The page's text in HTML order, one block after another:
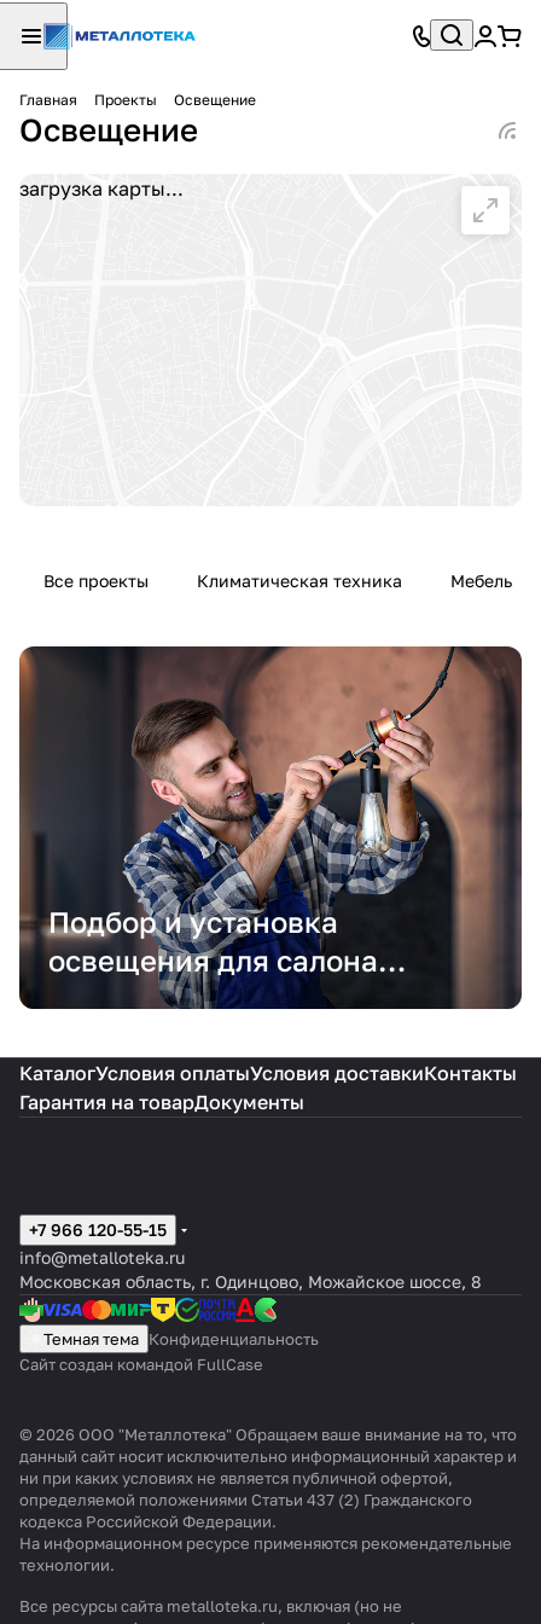
Главная Проекты Освещение
Освещение
загрузка карты...
Все проекты Климатическая техника Мебель
Подбор и установка
освещения для салона
красоты
КаталогУсловия оплатыУсловия доставкиКонтакты
Гарантия на товарДокументы
+7 966 120-55-15
info@metalloteka.ru
Московская область, г. Одинцово, Можайское шоссе, 8
Темная тема Конфиденциальность
Сайт создан командой FullCase
© 2026 ООО "Металлотека" Обращаем ваше внимание на то, что
данный сайт носит исключительно информационный характер и
ни при каких условиях не является публичной офертой,
определяемой положениями Статьи 437 (2) Гражданского
кодекса Российской Федерации.
На информационном ресурсе применяются рекомендательные
технологии.
Все ресурсы сайта metalloteka.ru, включая (но не